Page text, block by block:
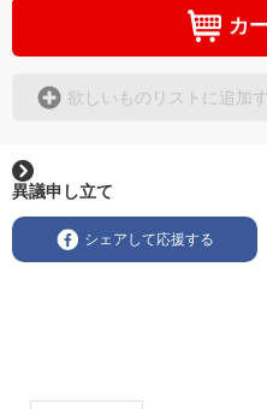
カ
欲しいものリストに追加
異議申し立て
シェアして応援する